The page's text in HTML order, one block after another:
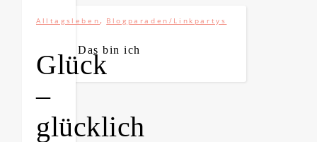
Alltagsleben, Blogparaden/Linkpartys
Glück
–
glücklich
Das bin ich